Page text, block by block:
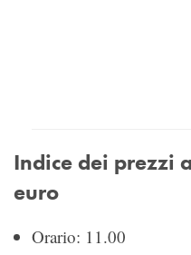
Indice dei prezzi
euro
Orario: 11.00